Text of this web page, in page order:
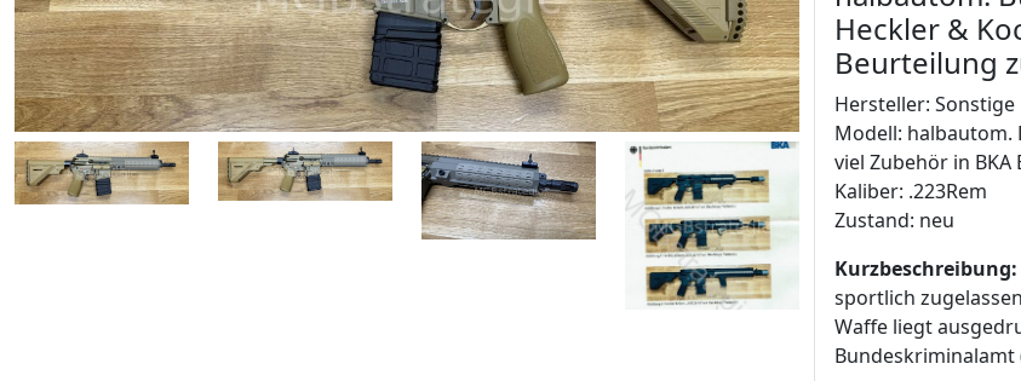
Heckler &
Beurteilung
Hersteller: Sonstige
Modell: halbautom.
viel Zubehör in
Kaliber: .223Rem
Zustand: neu
Kurzbeschreibung:
sportlich
Waffe liegt
Bundeskriminalamt